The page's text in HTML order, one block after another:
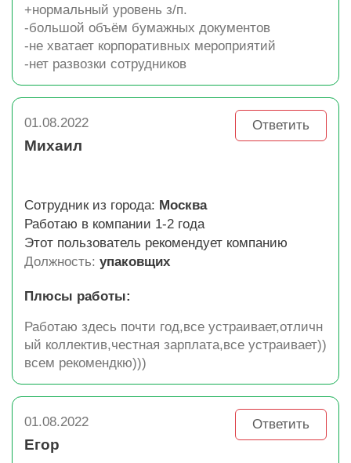
+нормальный уровень з/п.
-большой объём бумажных документов
-не хватает корпоративных мероприятий
-нет развозки сотрудников
01.08.2022 Ответить
Михаил
Сотрудник из города: Москва
Работаю в компании 1-2 года
Этот пользователь рекомендует компанию
Должность: упаковщих
Плюсы работы:
Работаю здесь почти год,все устраивает,отличн
ый коллектив,честная зарплата,все устраивает))
всем рекомендкю)))
01.08.2022 Ответить
Егор